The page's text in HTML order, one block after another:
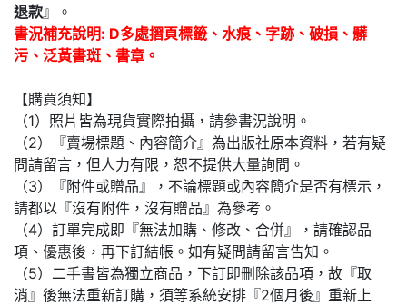
退款』。
書況補充說明: D多處摺頁標籤、水痕、字跡、破損、髒
污、泛黃書斑、書章。
【購買須知】
（1）照片皆為現貨實際拍攝，請參書況說明。
（2）『賣場標題、內容簡介』為出版社原本資料，若有疑
問請留言，但人力有限，恕不提供大量詢問。
（3）『附件或贈品』，不論標題或內容簡介是否有標示，
請都以『沒有附件，沒有贈品』為參考。
（4）訂單完成即『無法加購、修改、合併』，請確認品
項、優惠後，再下訂結帳。如有疑問請留言告知。
（5）二手書皆為獨立商品，下訂即刪除該品項，故『取
消』後無法重新訂購，須等系統安排『2個月後』重新上